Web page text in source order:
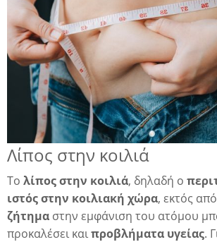
Λίπος στην κοιλιά
Το λίπος στην κοιλιά, δηλαδή ο
ιστός στην κοιλιακή χώρα, εκτός από
ζήτημα στην εμφάνιση του ατόμου
προκαλέσει καιπροβλήματα υγείας.